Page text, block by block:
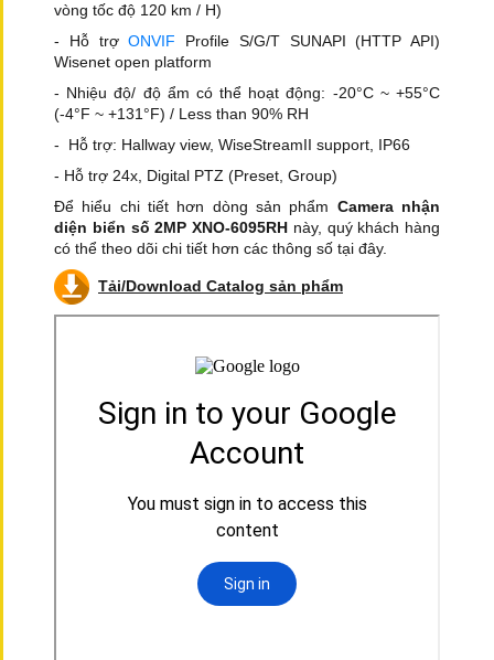
vòng tốc độ 120 km / H)
- Hỗ trợONVIF Profile S/G/T SUNAPI (HTTP API)
Wisenet open platform
- Nhiệu độ/ độ ẩm có thể hoạt động: -20°C ~ +55°C
(-4°F ~ +131°F) / Less than 90% RH
- Hỗ trợ: Hallway view, WiseStreamII support, IP66
- Hỗ trợ 24x, Digital PTZ (Preset, Group)
Để hiểu chi tiết hơn dòng sản phẩm Camera nhận
diện biển số 2MP XNO-6095RH này, quý khách hàng
có thể theo dõi chi tiết hơn các thông số tại đây.
Tải/Download Catalog sản phẩm